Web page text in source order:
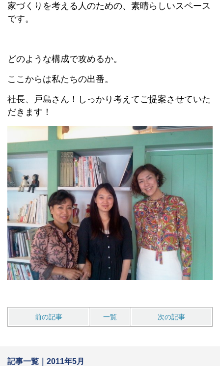
家づくりを考える人のための、素晴らしいスペース
です。
どのような構成で攻めるか。
ここからは私たちの出番。
社長、戸島さん！しっかり考えてご提案させていた
だきます！
前の記事 一覧 次の記事
記事一覧｜2011年5月